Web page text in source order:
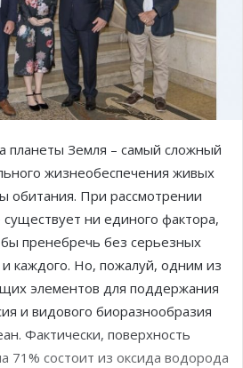
планеты Земля – самый сложный
жизнеобеспечения живых
обитания. При рассмотрении
ни единого фактора,
пренебречь без серьезных
и каждого. Но, пожалуй, одним из
элементов для поддержания
и видового биоразнообразия
Фактически, поверхность
71% состоит из оксида водорода